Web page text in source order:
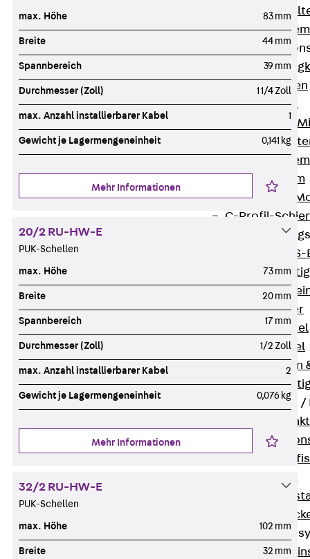
KBH
Zurück
Wandkonsolen
Deckenbügel
Zentral- und
W-Profil-
U-Stiel-System
I-Stiel-System
PUK-STRUT-
C-Profil-
KTS-
Dübel & Anker
Abhängemittel
Schraubmittel
Ankermuttern
Funktionserhalt
max. Höhe 83 mm
Breite 44 mm
Spannbereich 39 mm
Durchmesser (Zoll) 1 1/4 Zoll
max. Anzahl installierbarer Kabel 1
Gewicht je Lagermengeneinheit 0,141 kg
Mehr Informationen
20/2 RU-HW-E
PUK-Schellen
max. Höhe 73 mm
Breite 20 mm
Spannbereich 17 mm
Durchmesser (Zoll) 1/2 Zoll
max. Anzahl installierbarer Kabel 2
Gewicht je Lagermengeneinheit 0,076 kg
Mehr Informationen
32/2 RU-HW-E
PUK-Schellen
max. Höhe 102 mm
Breite 32 mm